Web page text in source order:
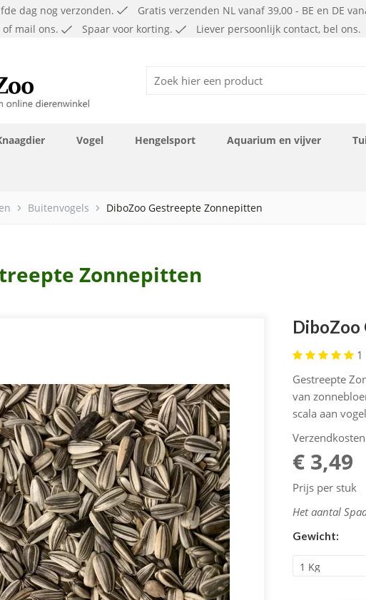
dag nog verzonden. Gratis verzenden NL vanaf 39,00 - BE en DE
of mail ons.
Spaar voor korting. Liever persoonlijk contact, bel ons.
Vogel Hengelsport Aquarium en vijver
Buitenvogels DiboZoo Gestreepte Zonnepitten
Zonnepitten
1
Gestreepte
van
scala aan
Verzendkosten
€ 3,49
Prijs per stuk
Het aantal
Gewicht: